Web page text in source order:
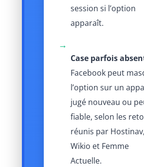
session si l’option
apparaît.
→
Case parfois
Facebook peut
l’option sur un
jugé nouveau ou
fiable, selon les
réunis par Hostinav,
Wikio et Femme
Actuelle.